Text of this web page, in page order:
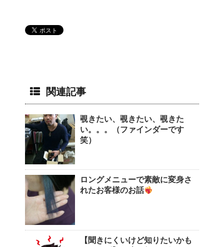
関連記事
覗きたい、覗きたい、覗きた
い。。。（ファインダーです
笑）
ロングメニューで素敵に変身さ
れたお客様のお話
【聞きにくいけど知りたいかも